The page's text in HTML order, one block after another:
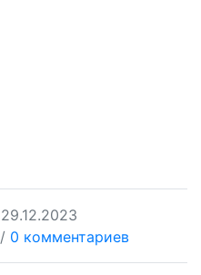
29.12.2023
/ 0 комментариев